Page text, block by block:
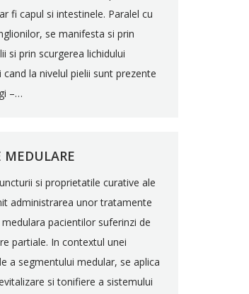
fi capul si intestinele. Paralel cu
se manifesta si prin
si prin scurgerea lichidului
la nivelul pielii sunt prezente
–…
si proprietatile curative ale
administrarea unor tratamente
pacientilor suferinzi de
partiale. In contextul unei
a segmentului medular, se aplica
si tonifiere a sistemului